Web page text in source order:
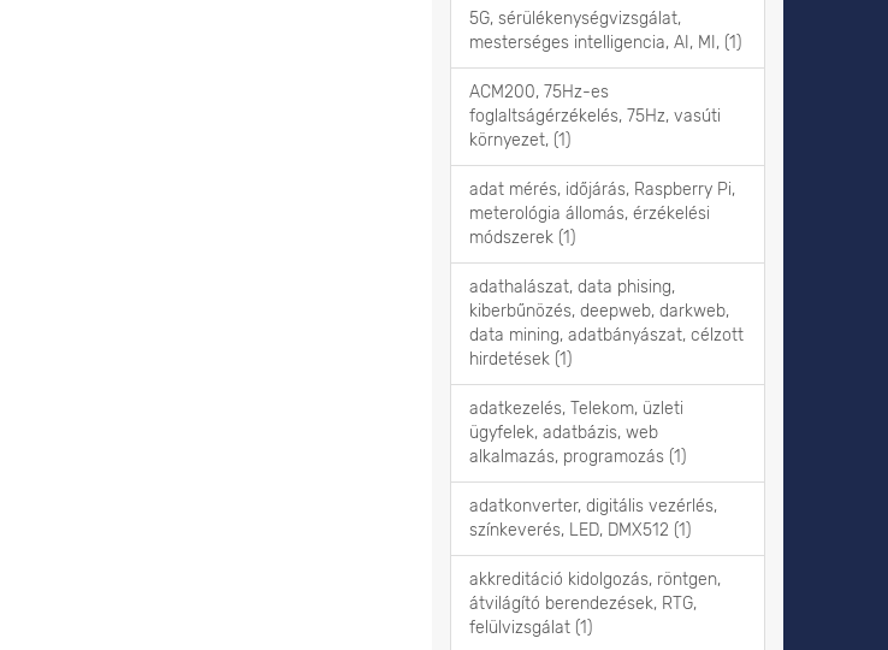
5G, sérülékenységvizsgálat,
mesterséges intelligencia, AI, MI, (1)
ACM200, 75Hz-es
foglaltságérzékelés, 75Hz, vasúti
környezet, (1)
adat mérés, időjárás, Raspberry Pi,
meterológia állomás, érzékelési
módszerek (1)
adathalászat, data phising,
kiberbűnözés, deepweb, darkweb,
data mining, adatbányászat, célzott
hirdetések (1)
adatkezelés, Telekom, üzleti
ügyfelek, adatbázis, web
alkalmazás, programozás (1)
adatkonverter, digitális vezérlés,
színkeverés, LED, DMX512 (1)
akkreditáció kidolgozás, röntgen,
átvilágító berendezések, RTG,
felülvizsgálat (1)